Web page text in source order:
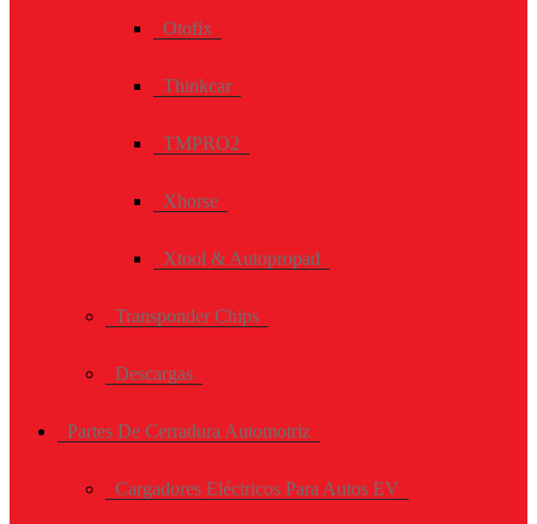
Otofix
Thinkcar
TMPRO2
Xhorse
Xtool & Autopropad
Transponder Chips
Descargas
Partes De Cerradura Automotriz
Cargadores Eléctricos Para Autos EV